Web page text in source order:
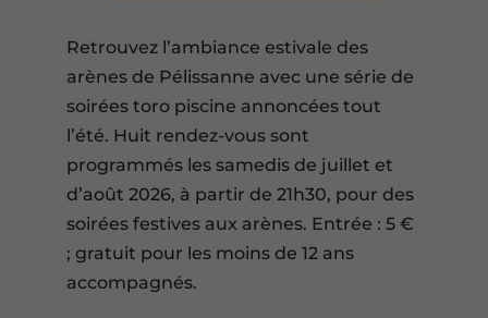
Retrouvez l’ambiance estivale des
arènes de Pélissanne avec une série de
soirées toro piscine annoncées tout
l’été. Huit rendez-vous sont
programmés les samedis de juillet et
d’août 2026, à partir de 21h30, pour des
soirées festives aux arènes. Entrée : 5 €
; gratuit pour les moins de 12 ans
accompagnés.